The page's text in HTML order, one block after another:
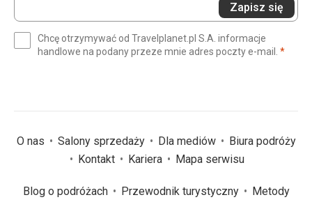
swój
(wymagane)
Zapisz się
Chcę otrzymywać od Travelplanet.pl S.A. informacje
handlowe na podany przeze mnie adres poczty e-mail. *
O nas Salony sprzedaży Dla mediów
Biura podróży
Kontakt
Kariera Mapa serwisu
Blog o podróżach Przewodnik turystyczny
Metody